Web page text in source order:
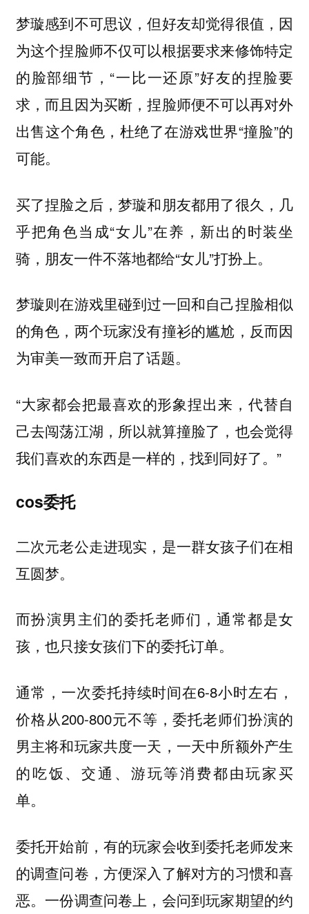
梦璇感到不可思议，但好友却觉得很值，因
为这个捏脸师不仅可以根据要求来修饰特定
的脸部细节，“一比一还原”好友的捏脸要
求，而且因为买断，捏脸师便不可以再对外
出售这个角色，杜绝了在游戏世界“撞脸”的
可能。
买了捏脸之后，梦璇和朋友都用了很久，几
乎把角色当成“女儿”在养，新出的时装坐
骑，朋友一件不落地都给“女儿”打扮上。
梦璇则在游戏里碰到过一回和自己捏脸相似
的角色，两个玩家没有撞衫的尴尬，反而因
为审美一致而开启了话题。
“大家都会把最喜欢的形象捏出来，代替自
己去闯荡江湖，所以就算撞脸了，也会觉得
我们喜欢的东西是一样的，找到同好了。”
cos委托
二次元老公走进现实，是一群女孩子们在相
互圆梦。
而扮演男主们的委托老师们，通常都是女
孩，也只接女孩们下的委托订单。
通常，一次委托持续时间在6-8小时左右，
价格从200-800元不等，委托老师们扮演的
男主将和玩家共度一天，一天中所额外产生
的吃饭、交通、游玩等消费都由玩家买
单。
委托开始前，有的玩家会收到委托老师发来
的调查问卷，方便深入了解对方的习惯和喜
恶。一份调查问卷上，会问到玩家期望的约